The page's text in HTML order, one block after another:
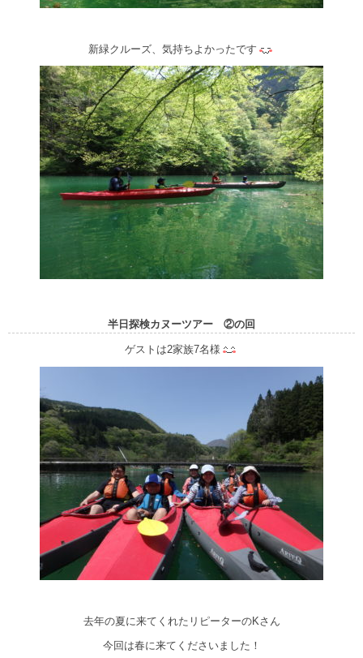
新緑クルーズ、気持ちよかったです
半日探検カヌーツアー ②の回
ゲストは2家族7名様
去年の夏に来てくれたリピーターのKさん
今回は春に来てくださいました！